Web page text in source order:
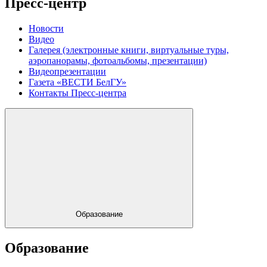
Пресс-центр
Новости
Видео
Галерея (электронные книги, виртуальные туры,
аэропанорамы, фотоальбомы, презентации)
Видеопрезентации
Газета «ВЕСТИ БелГУ»
Контакты Пресс-центра
Образование
Образование